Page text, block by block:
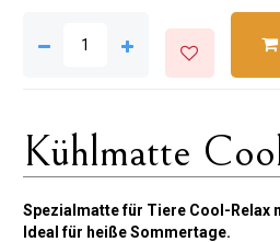
Kühlmatte
Spezialmatte für Tiere Cool-Relax
Ideal für heiße Sommertage.